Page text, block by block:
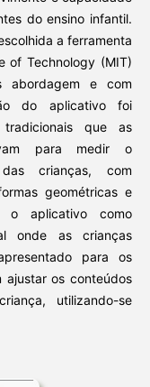
do ensino infantil.
a ferramenta
of Technology (MIT)
abordagem e com
do aplicativo foi
que as
para medir o
crianças, com
geométricas e
o aplicativo como
onde as crianças
para os
ajustar os conteúdos
utilizando-se